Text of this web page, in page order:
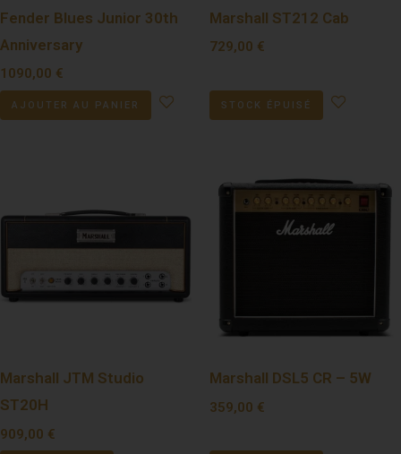
Fender Blues Junior 30th
Anniversary
1090,00 €
AJOUTER AU PANIER
Marshall ST212 Cab
729,00 €
STOCK ÉPUISÉ
Marshall JTM Studio
ST20H
909,00 €
Marshall DSL5 CR – 5W
359,00 €